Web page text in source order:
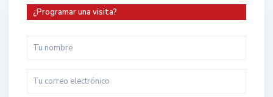
¿Programar una visita?